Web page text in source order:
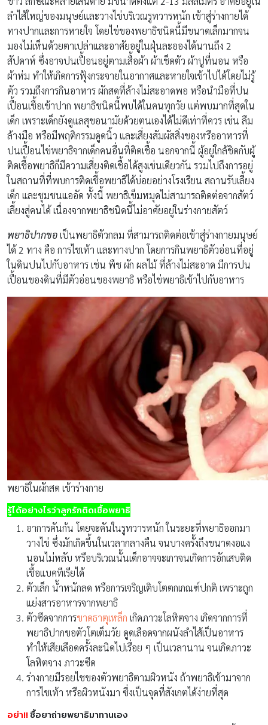
ลำไส้ใหญ่ของมนุษย์และวางไข่บริเวณรูทวารหนัก เข้าสู่ร่างกายได้
ทางปากและการหายใจ โดยไข่ของพยาธิชนิดนี้มีขนาดเล็กมากจน
มองไม่เห็นด้วยตาเปล่าและอาศัยอยู่ในฝุ่นละอองได้นานถึง 2
สัปดาห์ ซึ่งอาจปนเปื้อนอยู่ตามเสื้อผ้า ผ้าเช็ดตัว ผ้าปูที่นอน หรือ
ผ้าห่ม ทำให้เกิดการฟุ้งกระจายในอากาศและหายใจเข้าไปได้โดยไม่รู้
ตัว รวมถึงการกินอาหาร ผักสดที่ล้างไม่สะอาดพอ หรือนำมือที่ปน
เปื้อนเชื้อเข้าปาก พยาธิชนิดนี้พบได้ในคนทุกวัย แต่พบมากที่สุดใน
เด็ก เพราะเด็กยังดูแลสุขอนามัยด้วยตนเองได้ไม่ดีเท่าที่ควร เช่น ลืม
ล้างมือ หรือมีพฤติกรรมดูดนิ้ว และเสี่ยงสัมผัสสิ่งของหรืออาหารที่
ปนเปื้อนไข่พยาธิจากเด็กคนอื่นที่ติดเชื้อ นอกจากนี้ ผู้อยู่ใกล้ชิดกับผู้
ติดเชื้อพยาธิก็มีความเสี่ยงติดเชื้อได้สูงเช่นเดียวกัน รวมไปถึงการอยู่
ในสถานที่ที่พบการติดเชื้อพยาธิได้บ่อยอย่างโรงเรียน สถานรับเลี้ยง
เด็ก และชุมชนแออัด ทั้งนี้ พยาธิเข็มหมุดไม่สามารถติดต่อจากสัตว์
เลี้ยงสู่คนได้ เนื่องจากพยาธิชนิดนี้ไม่อาศัยอยู่ในร่างกายสัตว์
พยาธิปากขอเป็นพยาธิตัวกลม ที่สามารถติดต่อเข้าสู่ร่างกายมนุษย์
ได้ 2 ทาง คือ การไชเท้า และทางปาก โดยการกินพยาธิตัวอ่อนที่อยู่
ในดินปนไปกับอาหาร เช่น พืช ผัก ผลไม้ ที่ล้างไม่สะอาด มีการปน
เปื้อนของดินที่มีตัวอ่อนของพยาธิ หรือไข่พยาธิเข้าไปกับอาหาร
พยาธิในผักสด เข้าร่างกาย
รู้ได้อย่างไรว่าลูกรักติดเชื้อพยาธิ
อาการคันก้น โดยจะคันในรูทวารหนัก ในระยะที่พยาธิออกมา
วางไข่ ซึ่งมักเกิดขึ้นในเวลากลางคืน จนบางครั้งถึงขนาดงอแง
นอนไม่หลับ หรือบริเวณนั้นเด็กอาจจะเกาจนเกิดการอักเสบติด
เชื้อแบคทีเรียได้
ตัวเล็ก น้ำหนักลด หรือการเจริญเติบโตตกเกณฑ์ปกติ เพราะถูก
แย่งสารอาหารจากพยาธิ
ตัวซีดจากการขาดธาตุเหล็ก เกิดภาวะโลหิตจาง เกิดจากการที่
พยาธิปากขอตัวโตเต็มวัย ดูดเลือดจากผนังลำไส้เป็นอาหาร
ทำให้เสียเลือดครั้งละนิดไปเรื่อย ๆ เป็นเวลานาน จนเกิดภาวะ
โลหิตจาง ภาวะซีด
ร่างกายมีรอยไชของตัวพยาธิตามผิวหนัง ถ้าพยาธิเข้ามาจาก
การไชเท้า หรือผิวหนังมา ซึ่งเป็นจุดที่สังเกตได้ง่ายที่สุด
อย่า!! ซื้อยาถ่ายพยาธิมาทานเอง